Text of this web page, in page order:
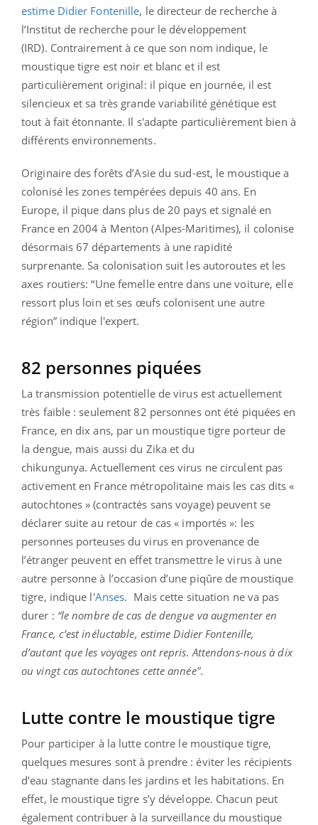
estime Didier Fontenille, le directeur de recherche à
l’Institut de recherche pour le développement
(IRD). Contrairement à ce que son nom indique, le
moustique tigre est noir et blanc et il est
particulièrement original: il pique en journée, il est
silencieux et sa très grande variabilité génétique est
tout à fait étonnante. Il s'adapte particulièrement bien à
différents environnements.
Originaire des forêts d’Asie du sud-est, le moustique a
colonisé les zones tempérées depuis 40 ans. En
Europe, il pique dans plus de 20 pays et signalé en
France en 2004 à Menton (Alpes-Maritimes), il colonise
désormais 67 départements à une rapidité
surprenante. Sa colonisation suit les autoroutes et les
axes routiers: “Une femelle entre dans une voiture, elle
ressort plus loin et ses œufs colonisent une autre
région” indique l'expert. ​
82 personnes piquées
La transmission potentielle de virus est actuellement
très faible : seulement 82 personnes ont été piquées en
France, en dix ans, par un moustique tigre porteur de
la dengue, mais aussi du Zika et du
chikungunya.Actuellement ces virus ne circulent pas
activement en France métropolitaine mais les cas dits «
autochtones » (contractés sans voyage) peuvent se
déclarer suite au retour de cas « importés »: les
personnes porteuses du virus en provenance de
l’étranger peuvent en effet transmettre le virus à une
autre personne à l’occasion d’une piqûre de moustique
tigre, indique l'Anses. Mais cette situation ne va pas
durer : “le nombre de cas de dengue va augmenter en
France, c’est inéluctable, ​estime Didier Fontenille,
d’autant que les voyages ont repris. Attendons-nous à dix
ou vingt cas autochtones cette année".​
Lutte contre le moustique tigre
Pour participer à la lutte contre le moustique tigre,
quelques mesures sont à prendre : éviter les récipients
d’eau stagnante dans les jardins et les habitations. En
effet, le moustique tigre s’y développe. Chacun peut
également contribuer à la surveillance du moustique